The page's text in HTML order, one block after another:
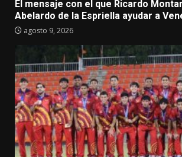
El mensaje con el que Ricardo
Abelardo de la Espriella ayudar a
agosto 9, 2026